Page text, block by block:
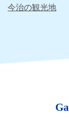
今治の観光地